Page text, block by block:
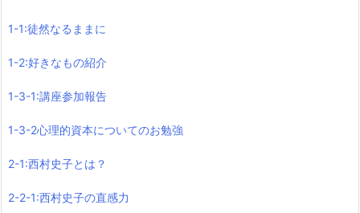
1-1:徒然なるままに
1-2:好きなもの紹介
1-3-1:講座参加報告
1-3-2心理的資本についてのお勉強
2-1:西村史子とは？
2-2-1:西村史子の直感力